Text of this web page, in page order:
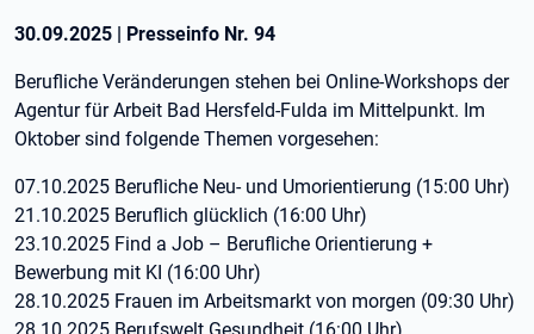
30.09.2025 | Presseinfo Nr. 94
Berufliche Veränderungen stehen bei Online-Workshops der
Agentur für Arbeit Bad Hersfeld-Fulda im Mittelpunkt. Im
Oktober sind folgende Themen vorgesehen:
07.10.2025 Berufliche Neu- und Umorientierung (15:00 Uhr)
21.10.2025 Beruflich glücklich (16:00 Uhr)
23.10.2025 Find a Job – Berufliche Orientierung +
Bewerbung mit KI (16:00 Uhr)
28.10.2025 Frauen im Arbeitsmarkt von morgen (09:30 Uhr)